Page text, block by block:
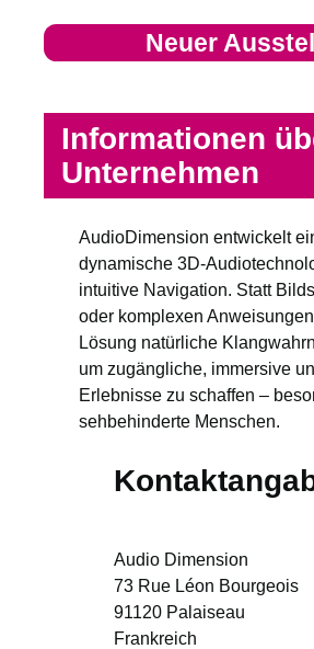
Neuer
Informationen
Unternehmen
AudioDimension entwickelt
dynamische 3D-
intuitive Navigation. Statt
oder komplexen
Lösung natürliche
um zugängliche, immersive
Erlebnisse zu schaffen –
sehbehinderte Menschen.
Audio Dimension
73 Rue Léon Bourgeois
91120 Palaiseau
Frankreich